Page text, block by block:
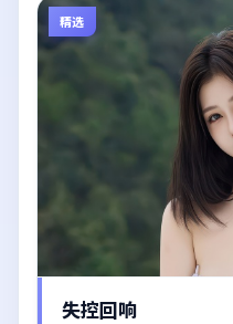
精选
失控回响